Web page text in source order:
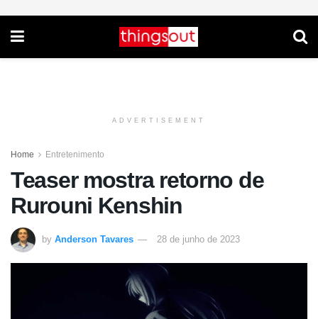
ADVERTISEMENT
Home Entretenimento
Teaser mostra retorno de
Rurouni Kenshin
by Anderson Tavares 28 de junho de 2023